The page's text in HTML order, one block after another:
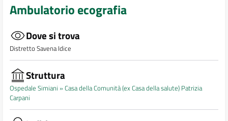
Ambulatorio ecografia
Dove si trova
Distretto Savena Idice
Struttura
Ospedale Simiani »Casa della Comunità (ex Casa della salute) Patrizia
Carpani